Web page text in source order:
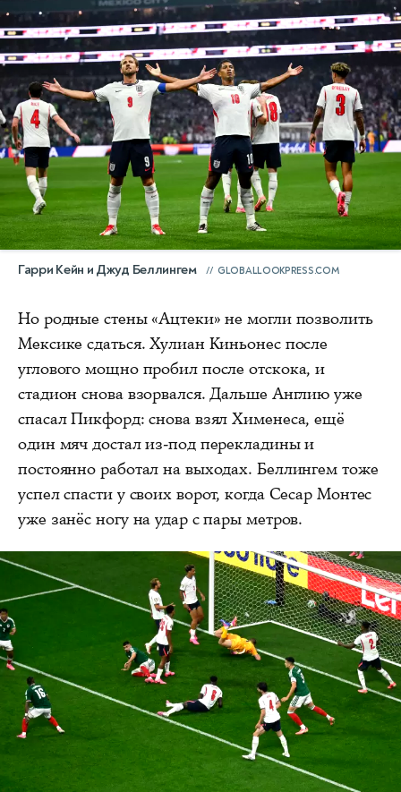
Гарри Кейн и Джуд Беллингем GLOBALLOOKPRESS.COM
Но родные стены «Ацтеки» не могли позволить
Мексике сдаться. Хулиан Киньонес после
углового мощно пробил после отскока, и
стадион снова взорвался. Дальше Англию уже
спасал Пикфорд: снова взял Хименеса, ещё
один мяч достал из-под перекладины и
постоянно работал на выходах. Беллингем тоже
успел спасти у своих ворот, когда Сесар Монтес
уже занёс ногу на удар с пары метров.